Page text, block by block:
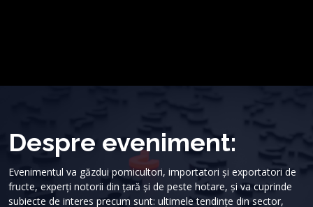
Despre eveniment:
Evenimentul va găzdui pomicultori, importatori și exportatori de
fructe, experți notorii din țară și de peste hotare, și va cuprinde
subiecte de interes precum sunt: ultimele tendințe din sector,